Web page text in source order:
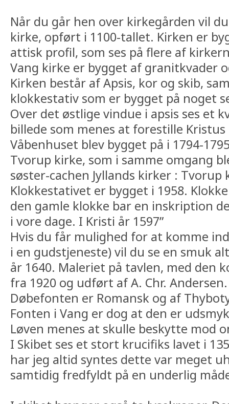
Når du går hen over kirkegården vil
kirke, opført i 1100-tallet. Kirken er
attisk profil, som ses på flere af
Vang kirke er bygget af granitkvader
Kirken består af Apsis, kor og skib,
klokkestativ som er bygget på noget
Over det østlige vindue i apsis ses et
billede som menes at forestille
Våbenhuset blev bygget på i 1794-
Tvorup kirke, som i samme omgang
søster-cachen Jyllands kirker : Tvorup
Klokkestativet er bygget i 1958.
den gamle klokke bar en inskription
i vore dage. I Kristi år 1597”
Hvis du får mulighed for at komme
i en gudstjeneste) vil du se en smuk
år 1640. Maleriet på tavlen, med den
fra 1920 og udført af A. Chr. Andersen.
Døbefonten er Romansk og af
Fonten i Vang er dog at den er
Løven menes at skulle beskytte mod
I Skibet ses et stort krucifiks lavet i
har jeg altid syntes dette var meget
samtidig fredfyldt på en underlig